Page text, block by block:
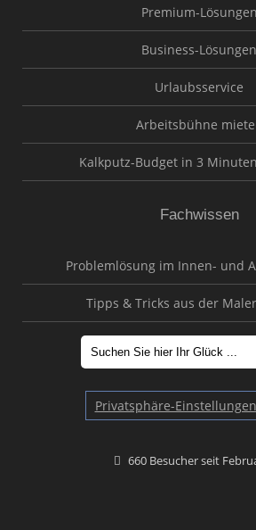
Premium-Lösungen
Business-Lösungen
Urlaubsservice
Arbeitsbühne
Kalkputz-Budget in 3
Fachwissen
Problemlösung im Innen- und
Tipps & Tricks aus der
Privatsphäre-
660 Besucher seit